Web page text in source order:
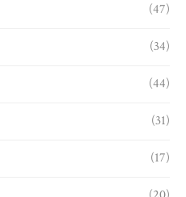
(47)
(34)
(44)
(31)
(17)